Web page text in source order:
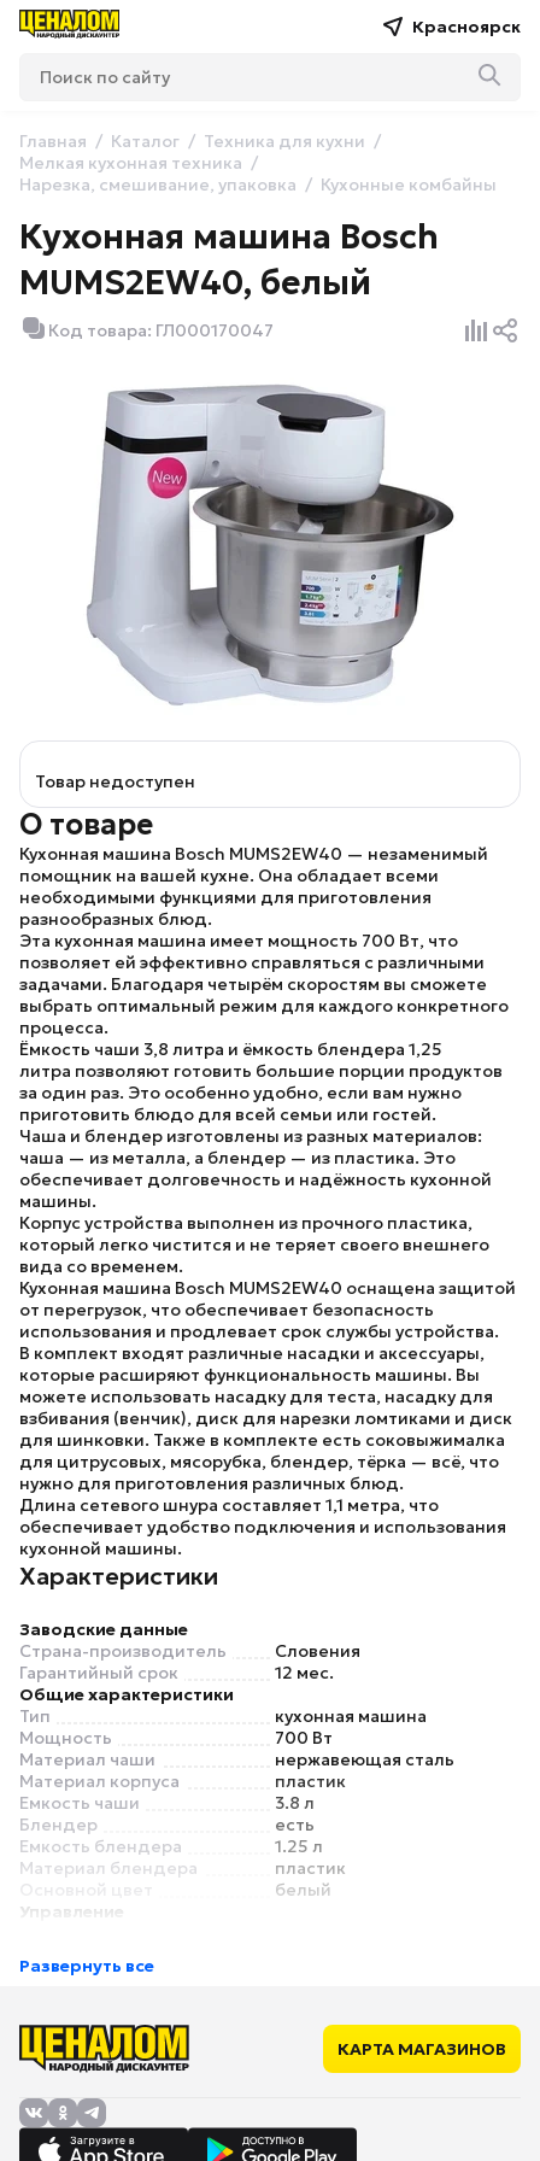
Красноярск
Главная Каталог
Техника для кухни
Мелкая кухонная техника
Нарезка, смешивание, упаковка
Кухонные комбайны
Кухонная машина Bosch
MUMS2EW40, белый
Код товара: ГЛ000170047
Товар недоступен
О товаре
Кухонная машина Bosch MUMS2EW40 — незаменимый
помощник на вашей кухне. Она обладает всеми
необходимыми функциями для приготовления
разнообразных блюд.
Эта кухонная машина имеет мощность 700 Вт, что
позволяет ей эффективно справляться с различными
задачами. Благодаря четырём скоростям вы сможете
выбрать оптимальный режим для каждого конкретного
процесса.
Ёмкость чаши 3,8 литра и ёмкость блендера 1,25
литра позволяют готовить большие порции продуктов
за один раз. Это особенно удобно, если вам нужно
приготовить блюдо для всей семьи или гостей.
Чаша и блендер изготовлены из разных материалов:
чаша — из металла, а блендер — из пластика. Это
обеспечивает долговечность и надёжность кухонной
машины.
Корпус устройства выполнен из прочного пластика,
который легко чистится и не теряет своего внешнего
вида со временем.
Кухонная машина Bosch MUMS2EW40 оснащена защитой
от перегрузок, что обеспечивает безопасность
использования и продлевает срок службы устройства.
В комплект входят различные насадки и аксессуары,
которые расширяют функциональность машины. Вы
можете использовать насадку для теста, насадку для
взбивания (венчик), диск для нарезки ломтиками и диск
для шинковки. Также в комплекте есть соковыжималка
для цитрусовых, мясорубка, блендер, тёрка — всё, что
нужно для приготовления различных блюд.
Длина сетевого шнура составляет 1,1 метра, что
обеспечивает удобство подключения и использования
кухонной машины.
Характеристики
Заводские данные
Страна-производитель
Словения
Гарантийный срок
12 мес.
Общие характеристики
Тип
кухонная машина
Мощность
700 Вт
Материал чаши
нержавеющая сталь
Материал корпуса
пластик
Емкость чаши
3.8 л
Блендер
есть
Емкость блендера
1.25 л
Материал блендера
пластик
Основной цвет
белый
Управление
Количество скоростей
Мясорубка
Насадка для теста (крюк)
Насадка для взбивания
Универсальный нож
Соковыжималка
для цитрусовых
Мельничка
нет
Развернуть все
КАРТА МАГАЗИНОВ